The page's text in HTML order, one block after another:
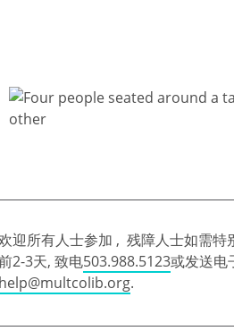
迎所有人士参加 , 残障人士如需特
2-3天, 致电503.988.5123或发送电
.